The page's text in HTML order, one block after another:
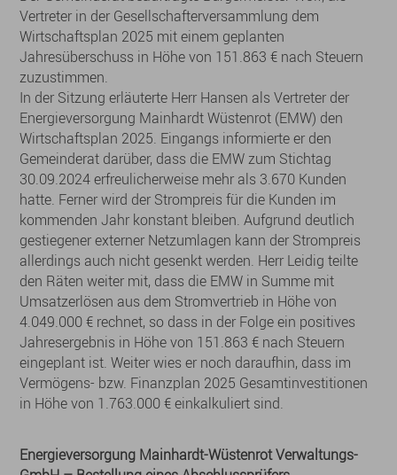
Vertreter in der Gesellschafterversammlung dem
Wirtschaftsplan 2025 mit einem geplanten
Jahresüberschuss in Höhe von 151.863 € nach Steuern
zuzustimmen.
In der Sitzung erläuterte Herr Hansen als Vertreter der
Energieversorgung Mainhardt Wüstenrot (EMW) den
Wirtschaftsplan 2025. Eingangs informierte er den
Gemeinderat darüber, dass die EMW zum Stichtag
30.09.2024 erfreulicherweise mehr als 3.670 Kunden
hatte. Ferner wird der Strompreis für die Kunden im
kommenden Jahr konstant bleiben. Aufgrund deutlich
gestiegener externer Netzumlagen kann der Strompreis
allerdings auch nicht gesenkt werden. Herr Leidig teilte
den Räten weiter mit, dass die EMW in Summe mit
Umsatzerlösen aus dem Stromvertrieb in Höhe von
4.049.000 € rechnet, so dass in der Folge ein positives
Jahresergebnis in Höhe von 151.863 € nach Steuern
eingeplant ist. Weiter wies er noch daraufhin, dass im
Vermögens- bzw. Finanzplan 2025 Gesamtinvestitionen
in Höhe von 1.763.000 € einkalkuliert sind.
Energieversorgung Mainhardt-Wüstenrot Verwaltungs-